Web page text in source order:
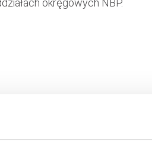
okręgowych NBP.